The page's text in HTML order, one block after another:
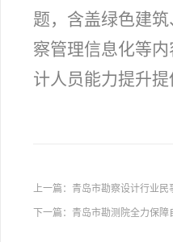
题，含盖绿色建
察管理信息化等
计人员能力提升提
上一篇： 青岛市勘察设计行业
下一篇： 青岛市勘测院全力保